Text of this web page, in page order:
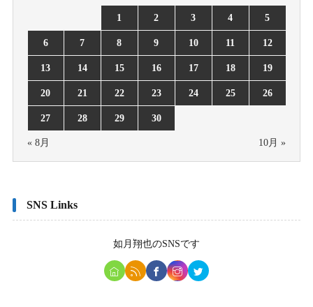
1 2 3 4 5
6 7 8 9 10 11 12
13 14 15 16 17 18 19
20 21 22 23 24 25 26
27 28 29 30
« 8月 10月 »
SNS Links
如月翔也のSNSです